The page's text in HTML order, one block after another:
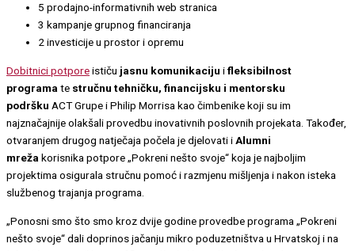
5 prodajno-informativnih web stranica
3 kampanje grupnog financiranja
2 investicije u prostor i opremu
Dobitnici potporeističu jasnu komunikaciju ifleksibilnost
programa te stručnu tehničku, financijsku i mentorsku
podršku ACT Grupe i Philip Morrisa kao čimbenike koji su im
najznačajnije olakšali provedbu inovativnih poslovnih projekata. Također,
otvaranjem drugog natječaja počela je djelovati iAlumni
mreža korisnika potpore „Pokreni nešto svoje“ koja je najboljim
projektima osigurala stručnu pomoć i razmjenu mišljenja i nakon isteka
službenog trajanja programa.
„Ponosni smo što smo kroz dvije godine provedbe programa „Pokreni
nešto svoje“ dali doprinos jačanju mikro poduzetništva u Hrvatskoj i na